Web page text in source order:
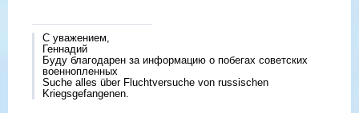
С уважением,
Геннадий
Буду благодарен за информацию о побегах советских
военнопленных
Suche alles über Fluchtversuche von russischen
Kriegsgefangenen.